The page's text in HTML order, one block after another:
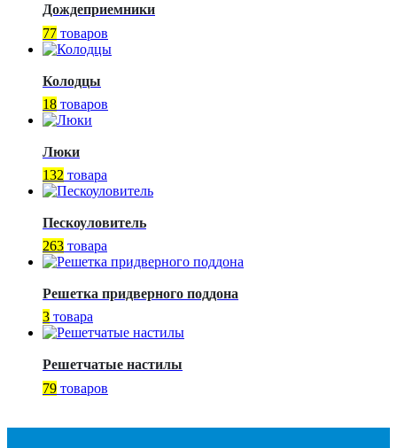
Дождеприемники
77 товаров
Колодцы
18 товаров
Люки
132 товара
Пескоуловитель
263 товара
Решетка придверного поддона
3 товара
Решетчатые настилы
79 товаров